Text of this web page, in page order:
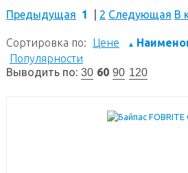
Предыдущая 1 2 Следующая В
Сортировка по: Цене ▲
Популярности
Выводить по: 30 60 90 120